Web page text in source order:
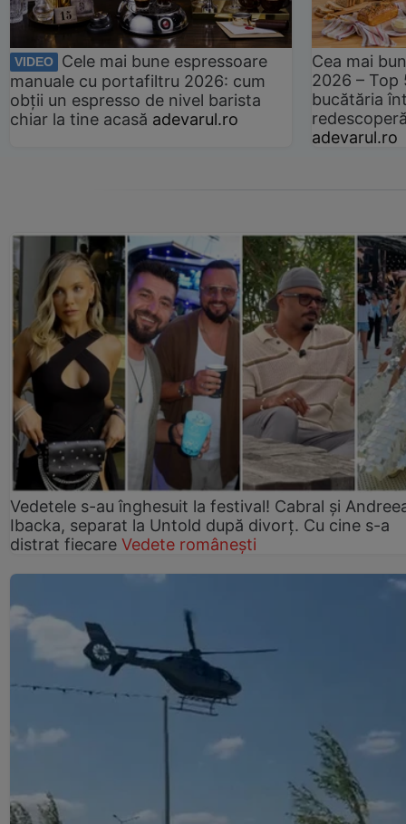
VIDEO
Cele mai bune espressoare
manuale cu portafiltru 2026: cum
obții un espresso de nivel barista
chiar la tine acasă adevarul.ro
Cea mai
2026 –
bucătăria
adevarul.ro
Vedetele s-au înghesuit la festival! Cabral și
Ibacka, separat la Untold după divorț. Cu cine s-a
distrat fiecare Vedete românești